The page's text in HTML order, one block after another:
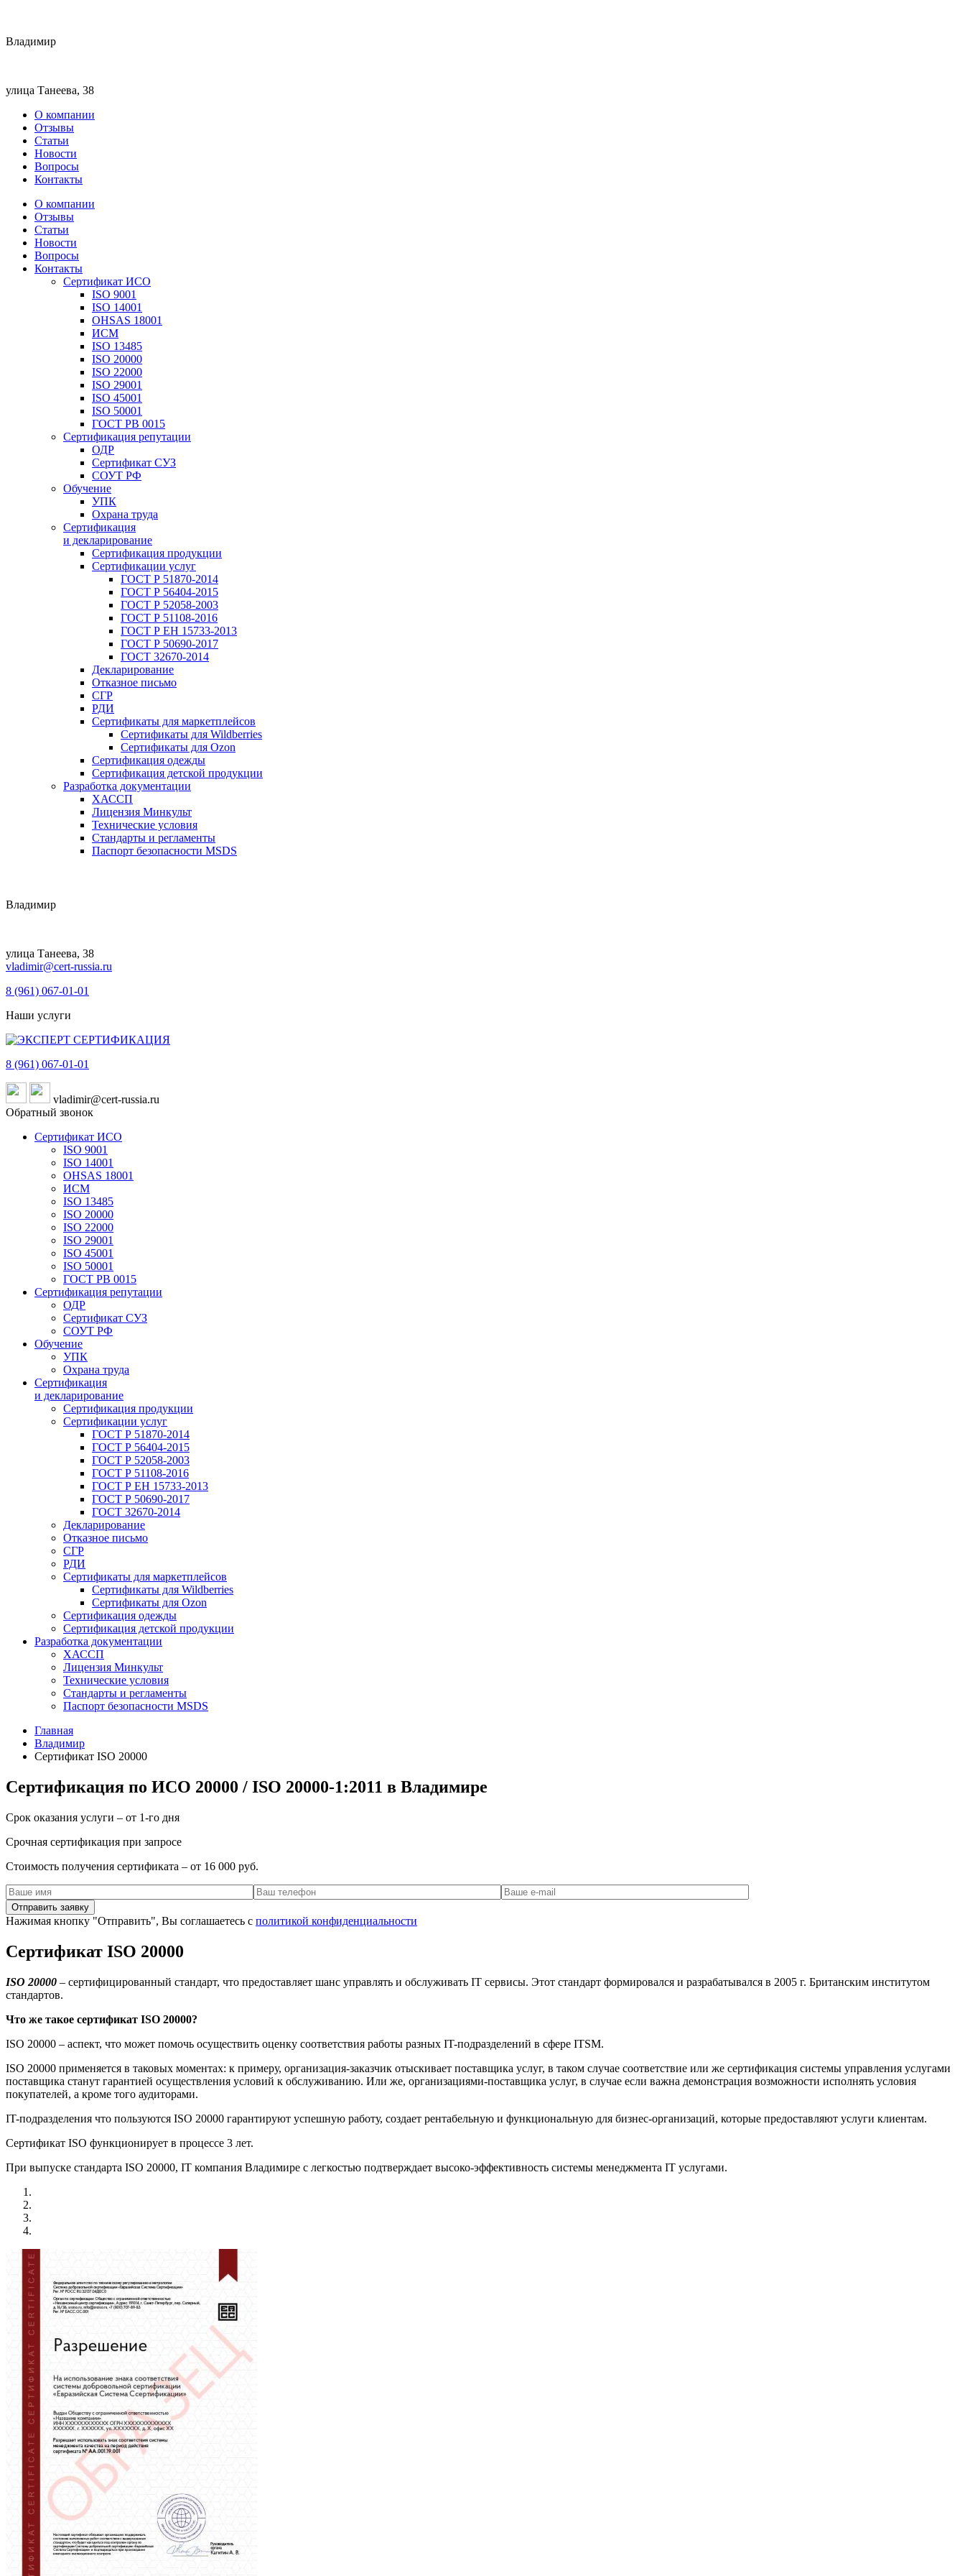
Владимир
улица Танеева, 38
О компании
Отзывы
Статьи
Новости
Вопросы
Контакты
О компании
Отзывы
Статьи
Новости
Вопросы
Контакты
Сертификат ИСО
ISO 9001
ISO 14001
OHSAS 18001
ИСМ
ISO 13485
ISO 20000
ISO 22000
ISO 29001
ISO 45001
ISO 50001
ГОСТ РВ 0015
Сертификация репутации
ОДР
Сертификат СУЗ
СОУТ РФ
Обучение
УПК
Охрана труда
Сертификация
и декларирование
Сертификация продукции
Сертификации услуг
ГОСТ Р 51870-2014
ГОСТ Р 56404-2015
ГОСТ Р 52058-2003
ГОСТ Р 51108-2016
ГОСТ Р ЕН 15733-2013
ГОСТ Р 50690-2017
ГОСТ 32670-2014
Декларирование
Отказное письмо
СГР
РДИ
Сертификаты для маркетплейсов
Сертификаты для Wildberries
Сертификаты для Ozon
Сертификация одежды
Сертификация детской продукции
Разработка документации
ХАССП
Лицензия Минкульт
Технические условия
Стандарты и регламенты
Паспорт безопасности MSDS
Владимир
улица Танеева, 38
vladimir@cert-russia.ru
8 (961) 067-01-01
Наши услуги
8 (961) 067-01-01
vladimir@cert-russia.ru
Обратный звонок
Сертификат ИСО
ISO 9001
ISO 14001
OHSAS 18001
ИСМ
ISO 13485
ISO 20000
ISO 22000
ISO 29001
ISO 45001
ISO 50001
ГОСТ РВ 0015
Сертификация репутации
ОДР
Сертификат СУЗ
СОУТ РФ
Обучение
УПК
Охрана труда
Сертификация
и декларирование
Сертификация продукции
Сертификации услуг
ГОСТ Р 51870-2014
ГОСТ Р 56404-2015
ГОСТ Р 52058-2003
ГОСТ Р 51108-2016
ГОСТ Р ЕН 15733-2013
ГОСТ Р 50690-2017
ГОСТ 32670-2014
Декларирование
Отказное письмо
СГР
РДИ
Сертификаты для маркетплейсов
Сертификаты для Wildberries
Сертификаты для Ozon
Сертификация одежды
Сертификация детской продукции
Разработка документации
ХАССП
Лицензия Минкульт
Технические условия
Стандарты и регламенты
Паспорт безопасности MSDS
Главная
Владимир
Сертификат ISO 20000
Сертификация по ИСО 20000 / ISO 20000-1:2011 в Владимире
Срок оказания услуги – от 1-го дня
Срочная сертификация при запросе
Стоимость получения сертификата – от 16 000 руб.
Нажимая кнопку "Отправить", Вы соглашаетесь с политикой конфиденциальности
Сертификат ISO 20000
ISO 20000 – сертифицированный стандарт, что предоставляет шанс управлять и обслуживать IT сервисы. Этот стандарт формировался и разрабатывался в 2005 г. Британским институтом
стандартов.
Что же такое сертификат ISO 20000?
ISO 20000 – аспект, что может помочь осуществить оценку соответствия работы разных IT-подразделений в сфере ITSM.
ISO 20000 применяется в таковых моментах: к примеру, организация-заказчик отыскивает поставщика услуг, в таком случае соответствие или же сертификация системы управления услугами
поставщика станут гарантией осуществления условий к обслуживанию. Или же, организациями-поставщика услуг, в случае если важна демонстрация возможности исполнять условия
покупателей, а кроме того аудиторами.
IT-подразделения что пользуются ISO 20000 гарантируют успешную работу, создает рентабельную и функциональную для бизнес-организаций, которые предоставляют услуги клиентам.
Сертификат ISO функционирует в процессе 3 лет.
При выпуске стандарта ISO 20000, IT компания Владимире с легкостью подтверждает высоко-эффективность системы менеджмента IT услугами.